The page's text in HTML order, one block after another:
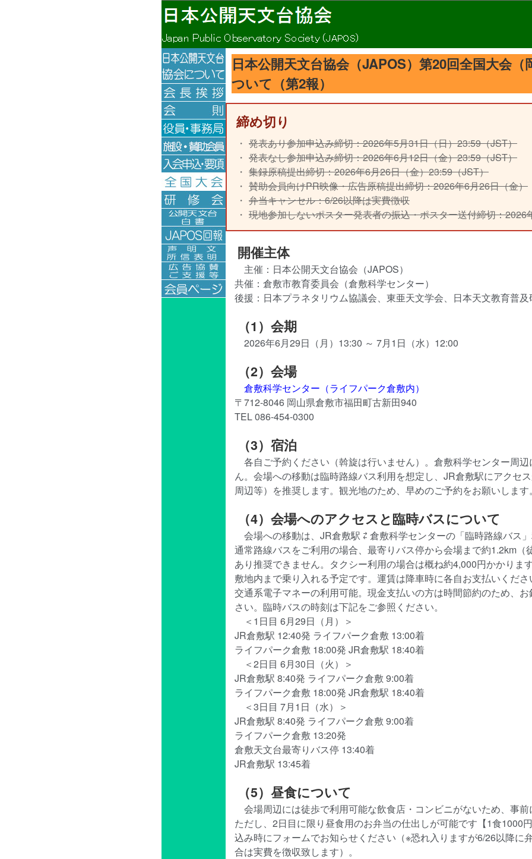
日本公開天文台協会（JAPOS）第20回全国大会（
ついて（第2報）
締め切り
発表あり参加申込み締切：2026年5月31日（日）23:59（JST）
発表なし参加申込み締切：2026年6月12日（金）23:59（JST）
集録原稿提出締切：2026年6月26日（金）23:59（JST）
賛助会員向けPR映像・広告原稿提出締切：2026年6月26日（金）
弁当キャンセル：6/26以降は実費徴収
現地参加しないポスター発表者の振込・ポスター送付締切：2026
開催主体
主催：日本公開天文台協会（JAPOS）
共催：倉敷市教育委員会（倉敷科学センター）
後援：日本プラネタリウム協議会、東亜天文学会、日本天文教育普及
（1）会期
2026年6月29日（月）13:30 ～ 7月1日（水）12:00
（2）会場
倉敷科学センター（ライフパーク倉敷内）
〒712-8046 岡山県倉敷市福田町古新田940
TEL 086-454-0300
（3）宿泊
各自ご予約ください（斡旋は行いません）。倉敷科学センター周
ん。会場への移動は臨時路線バス利用を想定し、JR倉敷駅にアクセ
周辺等）を推奨します。観光地のため、早めのご予約をお願いします。
（4）会場へのアクセスと臨時バスについて
会場への移動は、JR倉敷駅 ⇄ 倉敷科学センターの「臨時路線バス」
通常路線バスをご利用の場合、最寄りバス停から会場まで約1.2km（
あり推奨できません。タクシー利用の場合は概ね約4,000円かかりま
敷地内まで乗り入れる予定です。運賃は降車時に各自お支払いくださ
交通系電子マネーの利用可能。現金支払いの方は時間節約のため、
さい。臨時バスの時刻は下記をご参照ください。
＜1日目 6月29日（月）＞
JR倉敷駅 12:40発 ライフパーク倉敷 13:00着
ライフパーク倉敷 18:00発 JR倉敷駅 18:40着
＜2日目 6月30日（火）＞
JR倉敷駅 8:40発 ライフパーク倉敷 9:00着
ライフパーク倉敷 18:00発 JR倉敷駅 18:40着
＜3日目 7月1日（水）＞
JR倉敷駅 8:40発 ライフパーク倉敷 9:00着
ライフパーク倉敷 13:20発
倉敷天文台最寄りバス停 13:40着
JR倉敷駅 13:45着
（5）昼食について
会場周辺には徒歩で利用可能な飲食店・コンビニがないため、事前
ただし、2日目に限り昼食用のお弁当の仕出しが可能です【1食1000
込み時にフォームでお知らせください（※恐れ入りますが6/26以降に
合は実費を徴収致します）。